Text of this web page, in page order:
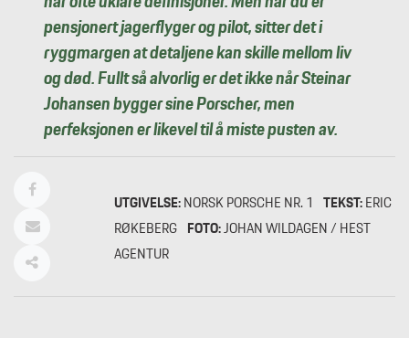
pensjonert jagerflyger og pilot, sitter det i
ryggmargen at detaljene kan skille mellom liv
og død. Fullt så alvorlig er det ikke når Steinar
Johansen bygger sine Porscher, men
perfeksjonen er likevel til å miste pusten av.
UTGIVELSE:NORSK PORSCHE NR. 1 TEKST:ERIC
RØKEBERG FOTO:JOHAN WILDAGEN / HEST
AGENTUR